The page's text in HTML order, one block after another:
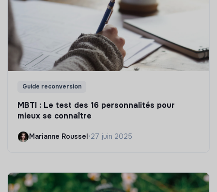
Guide reconversion
MBTI : Le test des 16 personnalités pour
mieux se connaître
Marianne Roussel•27 juin 2025